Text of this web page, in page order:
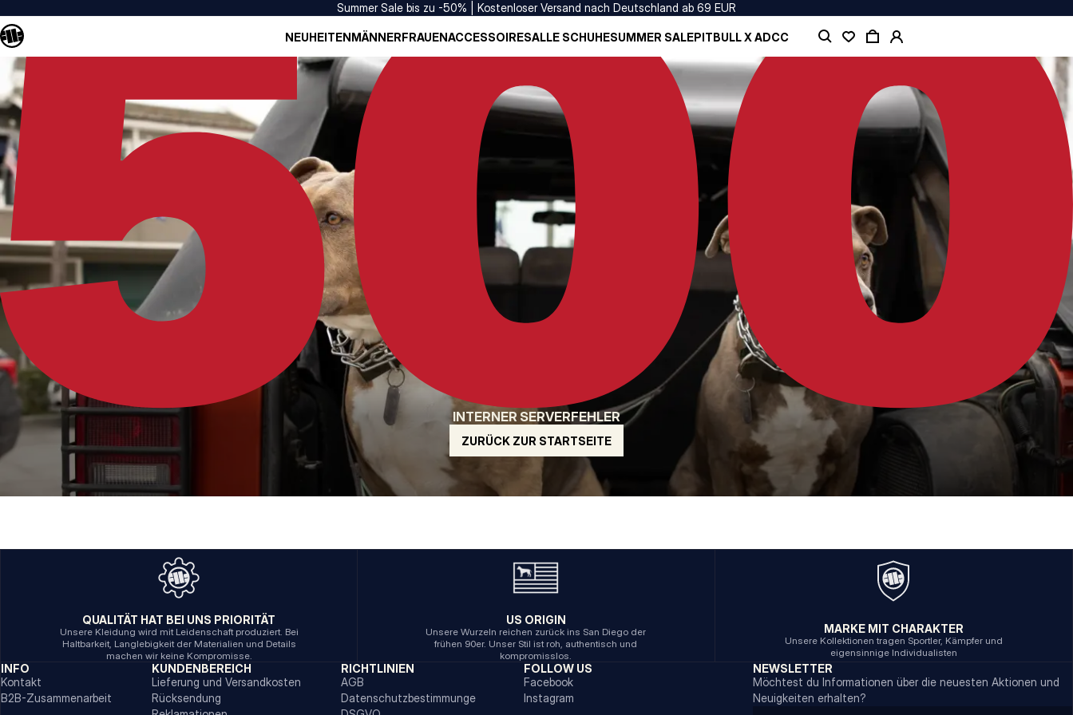
Summer Sale bis zu -50% | Kostenloser Versand nach Deutschland ab 69 EUR
NEUHEITENMÄNNERFRAUENACCESSOIRESALLE SCHUHESUMMER SALEPITBULL X ADCC
INTERNER SERVERFEHLER
ZURÜCK ZUR STARTSEITE
QUALITÄT HAT BEI UNS PRIORITÄT
Unsere Kleidung wird mit Leidenschaft produziert. Bei
Haltbarkeit, Langlebigkeit der Materialien und Details
machen wir keine Kompromisse.
US ORIGIN
Unsere Wurzeln reichen zurück ins San Diego der
frühen 90er. Unser Stil ist roh, authentisch und
kompromisslos.
MARKE MIT CHARAKTER
Unsere Kollektionen tragen Sportler, Kämpfer und
eigensinnige Individualisten
INFO
Kontakt
B2B-Zusammenarbeit
KUNDENBEREICH
Lieferung und Versandkosten
Rücksendung
RICHTLINIEN
AGB
Datenschutzbestimmunge
FOLLOW US
Facebook
Instagram
NEWSLETTER
Möchtest du Informationen über die neuesten Aktionen und
Neuigkeiten erhalten?